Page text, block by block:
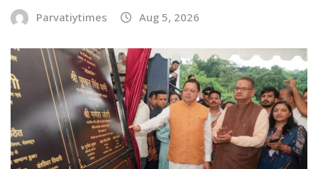
Parvatiytimes Aug 5, 2026